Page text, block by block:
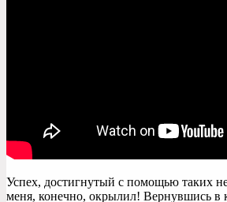
Успех, достигнутый с помощью таких
меня, конечно, окрылил! Вернувшись в